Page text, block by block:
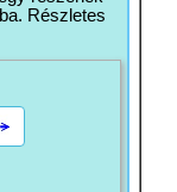
Részletes